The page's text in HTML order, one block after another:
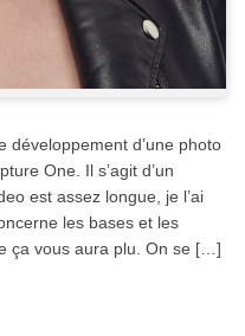
développement d’une photo
One. Il s’agit d’un
est assez longue, je l’ai
les bases et les
ça vous aura plu. On se […]